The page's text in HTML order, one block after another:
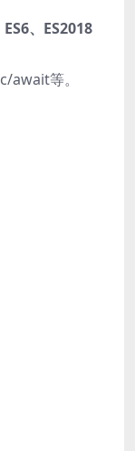
、ES2018
await等。